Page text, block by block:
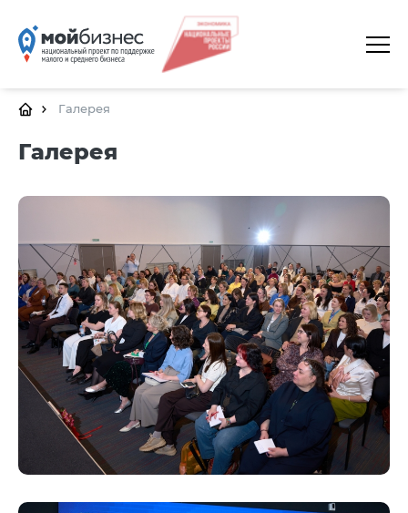
8 (4942) 42-35-83
Версия для слабовидящих
ГЛАВНАЯ
КАЛЕНДАРЬ МЕРОПРИЯТИЙ
ДОКУМЕНТЫ
ПОЛЕЗНЫЕ ССЫЛКИ
КОНТАКТЫ
Галерея
Галерея